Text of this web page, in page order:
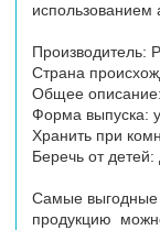
использованием
Производитель:
Страна
Общее
Форма выпуска:
Хранить при
Беречь от детей:
Самые выгодные
продукцию